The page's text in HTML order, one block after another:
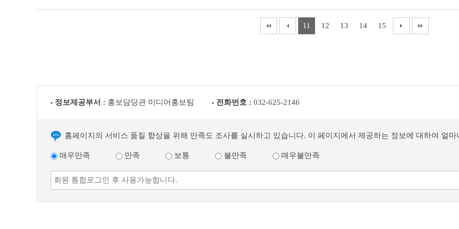
11 12 13 14 15
정보제공부서 : 홍보담당관 미디어홍보팀 전화번호 : 032-625-2146
홈페이지의 서비스 품질 향상을 위해 만족도 조사를 실시하고 있습니다. 이 페이지에서 제공하는 정보에 대하여 얼마
매우만족 만족 보통 불만족 매우불만족